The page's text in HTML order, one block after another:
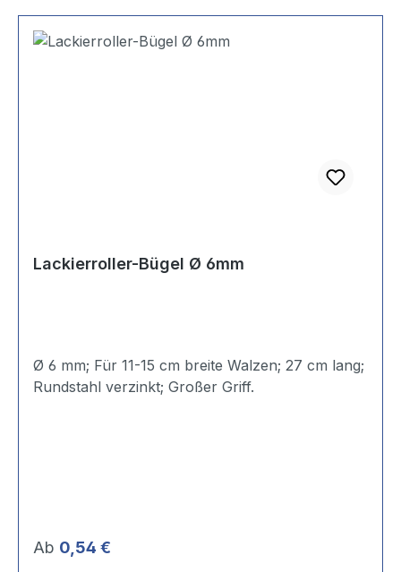
Lackierroller-Bügel Ø 6mm
Ø 6 mm; Für 11-15 cm breite Walzen; 27 cm lang;
Regulärer Preis:
Ab 0,54 €